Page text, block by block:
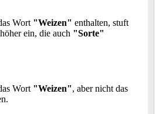
Wort "Weizen" enthalten, stuft
ein, die auch "Sorte"
Wort "Weizen", aber nicht das